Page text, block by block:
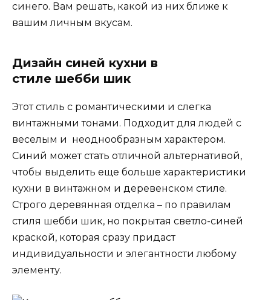
синего. Вам решать, какой из них ближе к
вашим личным вкусам.
Дизайн синей кухни в
стиле шебби шик
Этот стиль с романтическими и слегка
винтажными тонами. Подходит для людей с
веселым и неоднообразным характером.
Синий может стать отличной альтернативой,
чтобы выделить еще больше характеристики
кухни в винтажном и деревенском стиле.
Строго деревянная отделка – по правилам
стиля шебби шик, но покрытая светло-синей
краской, которая сразу придаст
индивидуальности и элегантности любому
элементу.